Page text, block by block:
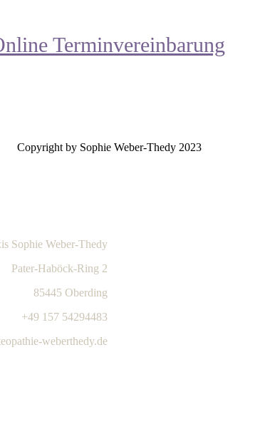
Terminvereinbarung
Copyright by Sophie Weber-Thedy 2023
Sophie Weber-Thedy
Pater-Haböck-Ring 2
85445 Oberding
+49 157 54294483
weberthedy.de